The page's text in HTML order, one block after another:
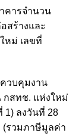
คารจำนวน
สร้างและ
หม่ เลขที่
วบคุมงาน
กสทช. แห่งใหม่
1) ลงวันที่ 28
(รวมภาษีมูลค่า